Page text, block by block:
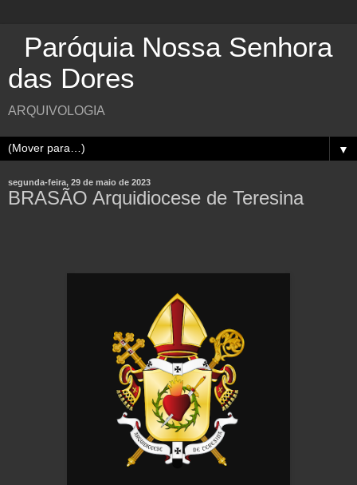
Paróquia Nossa Senhora
das Dores
ARQUIVOLOGIA
▼
segunda-feira, 29 de maio de 2023
BRASÃO Arquidiocese de Teresina